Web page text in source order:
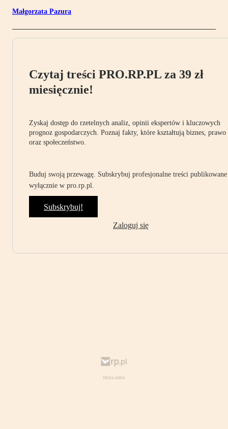
Małgorzata Pazura
Czytaj treści PRO.RP.PL za 39 zł
miesięcznie!
Zyskaj dostęp do rzetelnych analiz, opinii ekspertów i kluczowych
prognoz gospodarczych. Poznaj fakty, które kształtują biznes, prawo
oraz społeczeństwo.
Buduj swoją przewagę. Subskrybuj profesjonalne treści publikowane
wyłącznie w pro.rp.pl.
Subskrybuj!
Zaloguj się